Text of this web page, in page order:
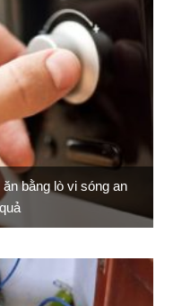
bằng lò vi sóng an